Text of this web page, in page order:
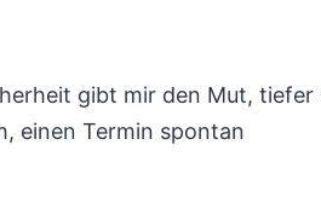
gibt mir den Mut, tiefer
einen Termin spontan